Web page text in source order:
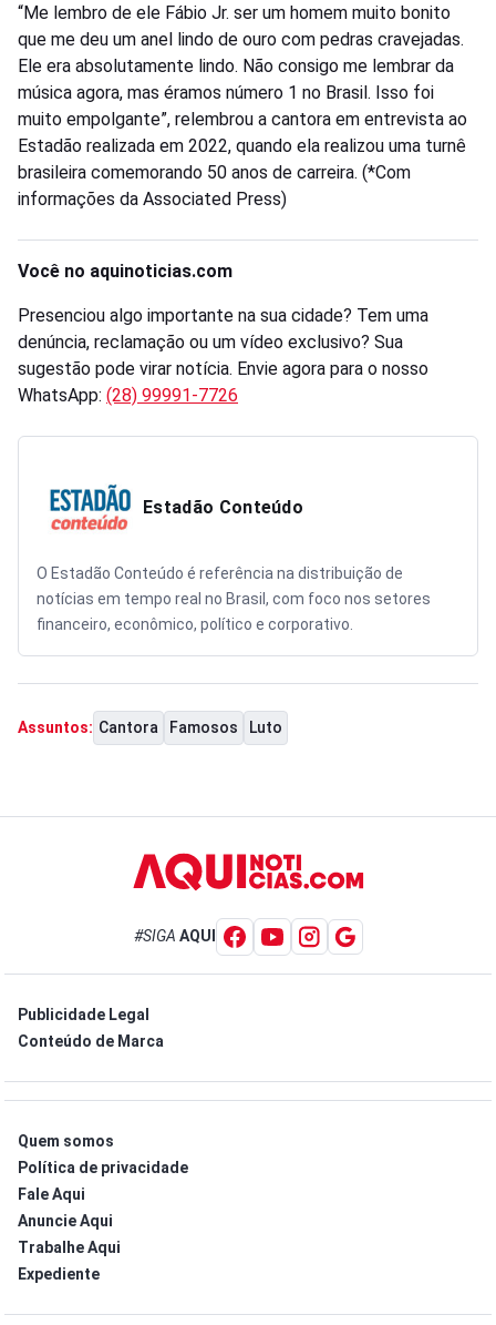
“Me lembro de ele Fábio Jr. ser um homem muito bonito
que me deu um anel lindo de ouro com pedras cravejadas.
Ele era absolutamente lindo. Não consigo me lembrar da
música agora, mas éramos número 1 no Brasil. Isso foi
muito empolgante”, relembrou a cantora em entrevista ao
Estadão realizada em 2022, quando ela realizou uma turnê
brasileira comemorando 50 anos de carreira. (*Com
informações da Associated Press)
Você no aquinoticias.com
Presenciou algo importante na sua cidade? Tem uma
denúncia, reclamação ou um vídeo exclusivo? Sua
sugestão pode virar notícia. Envie agora para o nosso
WhatsApp: (28) 99991-7726
Estadão Conteúdo
O Estadão Conteúdo é referência na distribuição de
notícias em tempo real no Brasil, com foco nos setores
financeiro, econômico, político e corporativo.
Assuntos: Cantora Famosos Luto
#SIGA AQUI
Publicidade Legal
Conteúdo de Marca
Quem somos
Política de privacidade
Fale Aqui
Anuncie Aqui
Trabalhe Aqui
Expediente